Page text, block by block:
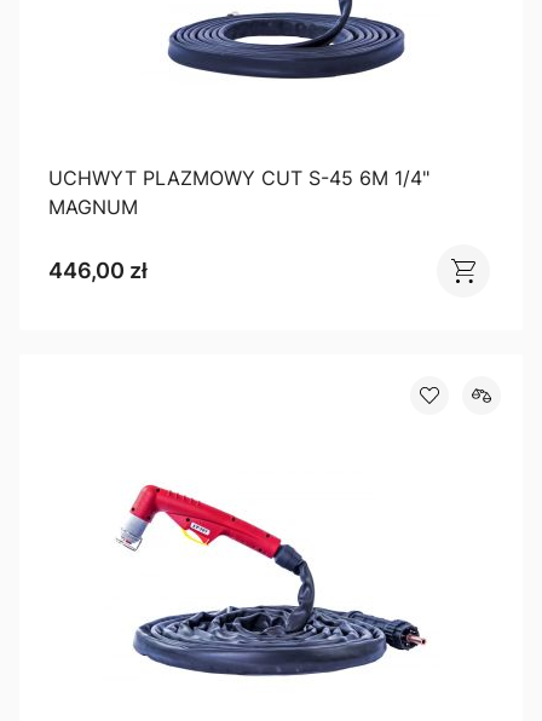
UCHWYT PLAZMOWY CUT S-45 6M 1/4"
MAGNUM
446,00 zł